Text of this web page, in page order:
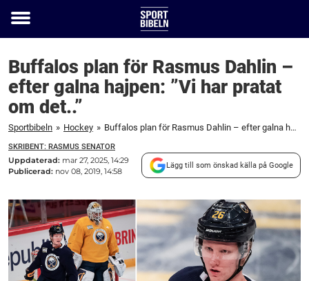
Toggle
Buffalos plan för Rasmus Dahlin –
efter galna hajpen: ”Vi har pratat
om det..”
Sportbibeln » Hockey » Buffalos plan för Rasmus Dahlin – efter galna hajpen: "Vi har pratat om det.."
SKRIBENT: RASMUS SENATOR
Uppdaterad: mar 27, 2025, 14:29
Publicerad: nov 08, 2019, 14:58
Lägg till som önskad källa på Google